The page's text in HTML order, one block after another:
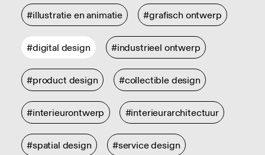
#illustratie en animatie #grafisch ontwerp
#digital design #industrieel ontwerp
#product design #collectible design
#interieurontwerp #interieurarchitectuur
#spatial design #service design